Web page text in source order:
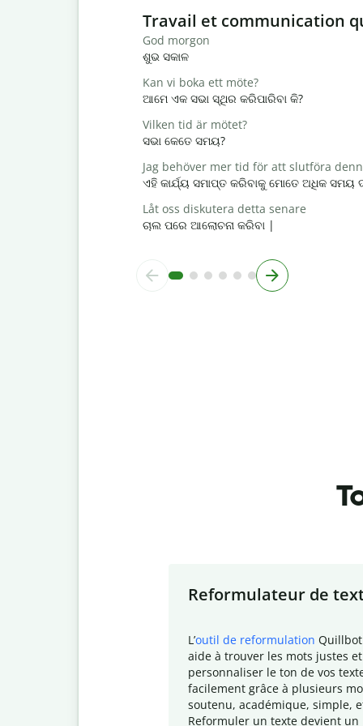
Slide 1 of 6
Travail et communication
God morgon
ଶୁଭ ସକାଳ
Kan vi boka ett möte?
ଆମେ ଏକ ସଭା ସ୍ଥିର କରିପାରିବା କି?
Vilken tid är mötet?
ସଭା କେତେ ସମୟ?
Jag behöver mer tid för att slutföra
ଏହି କାର୍ଯ୍ୟ ସମାପ୍ତ କରିବାକୁ ମୋତେ ଅଧିକ ସମୟ
Låt oss diskutera detta senare
ଚାଲ ପରେ ଆଲୋଚନା କରିବା |
Reformulateur de
L ’outil de reformulation
aide à trouver les mots justes
personnaliser le ton de vos
facilement grâce à plusieurs
soutenu, académique, simple,
Reformuler un texte devient un